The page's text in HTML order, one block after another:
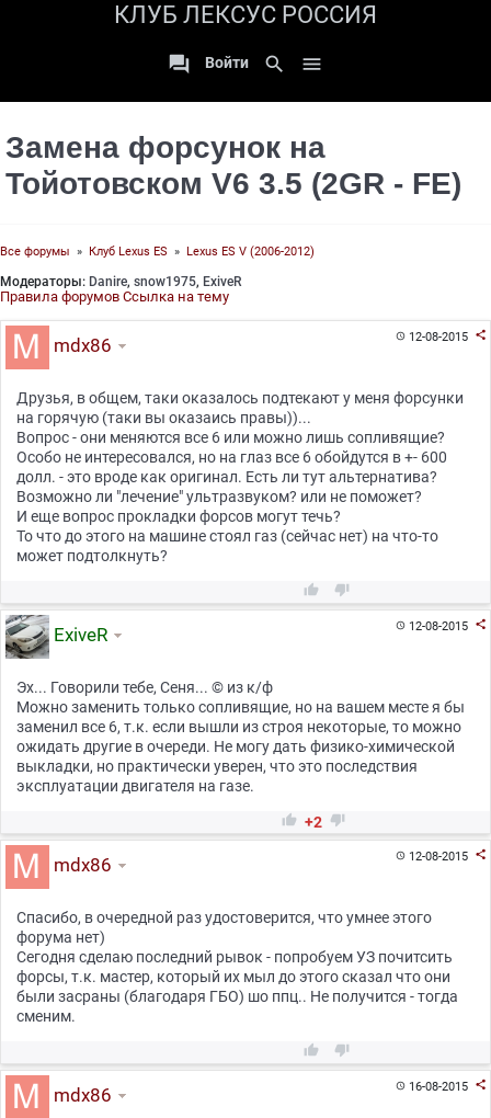
КЛУБ ЛЕКСУС РОССИЯ
 Войти search 
Замена форсунок на
Тойотовском V6 3.5 (2GR - FE)
Все форумы » Клуб Lexus ES » Lexus ES V (2006-2012)
Модераторы: Danire, snow1975, ExiveR
Правила форумов Ссылка на тему
12-08-2015 
mdx86
Друзья, в общем, таки оказалось подтекают у меня форсунки
на горячую (таки вы оказаись правы))...
Вопрос - они меняются все 6 или можно лишь сопливящие?
Особо не интересовался, но на глаз все 6 обойдутся в +- 600
долл. - это вроде как оригинал. Есть ли тут альтернатива?
Возможно ли "лечение" ультразвуком? или не поможет?
И еще вопрос прокладки форсов могут течь?
То что до этого на машине стоял газ (сейчас нет) на что-то
может подтолкнуть?
 
12-08-2015 
ExiveR
Эх... Говорили тебе, Сеня... © из к/ф
Можно заменить только сопливящие, но на вашем месте я бы
заменил все 6, т.к. если вышли из строя некоторые, то можно
ожидать другие в очереди. Не могу дать физико-химической
выкладки, но практически уверен, что это последствия
эксплуатации двигателя на газе.
 +2 
12-08-2015 
mdx86
Спасибо, в очередной раз удостоверится, что умнее этого
форума нет)
Сегодня сделаю последний рывок - попробуем УЗ почитсить
форсы, т.к. мастер, который их мыл до этого сказал что они
были засраны (благодаря ГБО) шо ппц.. Не получится - тогда
сменим.
 
16-08-2015 
mdx86